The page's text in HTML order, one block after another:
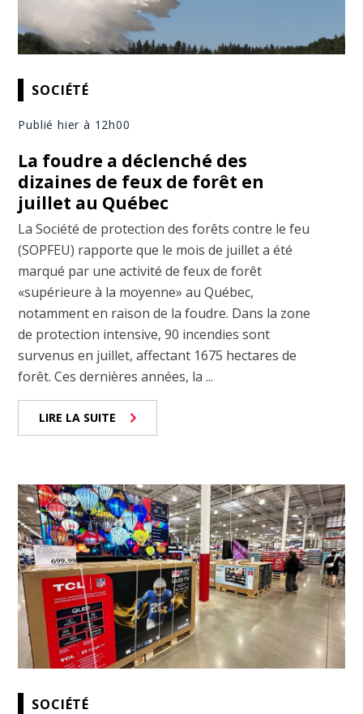
SOCIÉTÉ
Publié hier à 12h00
La foudre a déclenché des
dizaines de feux de forêt en
juillet au Québec
La Société de protection des forêts contre le feu
(SOPFEU) rapporte que le mois de juillet a été
marqué par une activité de feux de forêt
«supérieure à la moyenne» au Québec,
notamment en raison de la foudre. Dans la zone
de protection intensive, 90 incendies sont
survenus en juillet, affectant 1675 hectares de
forêt. Ces dernières années, la ...
LIRE LA SUITE
SOCIÉTÉ